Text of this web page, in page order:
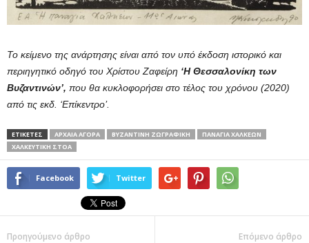
Το κείμενο της ανάρτησης είναι από τον υπό έκδοση ιστορικό και
περιηγητικό οδηγό του Χρίστου Ζαφείρη ‘Η Θεσσαλονίκη των
Βυζαντινών’, που θα κυκλοφορήσει στο τέλος του χρόνου (2020)
από τις εκδ. ‘Επίκεντρο’.
ΕΤΙΚΕΤΕΣ ΑΡΧΑΊΑ ΑΓΟΡΆ ΒΥΖΑΝΤΙΝΗ ΖΩΓΡΑΦΙΚΉ
ΠΑΝΑΓΊΑ ΧΑΛΚΈΩΝ
ΧΑΛΚΕΥΤΙΚΉ ΣΤΟΑ
Facebook Twitter
Προηγούμενο άρθρο Επόμενο άρθρο